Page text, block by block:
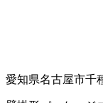
愛知県名古屋市千